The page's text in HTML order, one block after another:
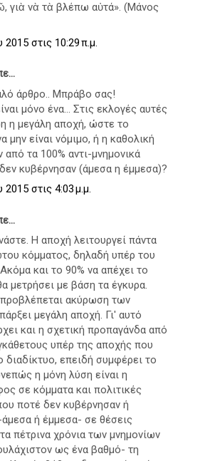
γιὰ νὰ τὰ βλέπω αὐτά». (Μάνος
στις 10:29 π.μ.
άρθρο.. Μπράβο σας!
μόνο ένα… Στις εκλογές αυτές
η μεγάλη αποχή, ώστε το
μην είναι νόμιμο, ή η καθολική
τα 100% αντι-μνημονικά
κυβέρνησαν (άμεσα η έμμεσα)?
στις 4:03 μ.μ.
Η αποχή λειτουργεί πάντα
κόμματος, δηλαδή υπέρ του
και το 90% να απέχει το
μετρήσει με βάση τα έγκυρα.
ακύρωση των
μεγάλη αποχή. Γι' αυτό
και η σχετική προπαγάνδα από
υπέρ της αποχής που
διαδίκτυο, επειδή συμφέρει το
η μόνη λύση είναι η
σε κόμματα και πολιτικές
ποτέ δεν κυβέρνησαν ή
άμεσα ή έμμεσα- σε θέσεις
πέτρινα χρόνια των μνημονίων
ως ένα βαθμό- τη